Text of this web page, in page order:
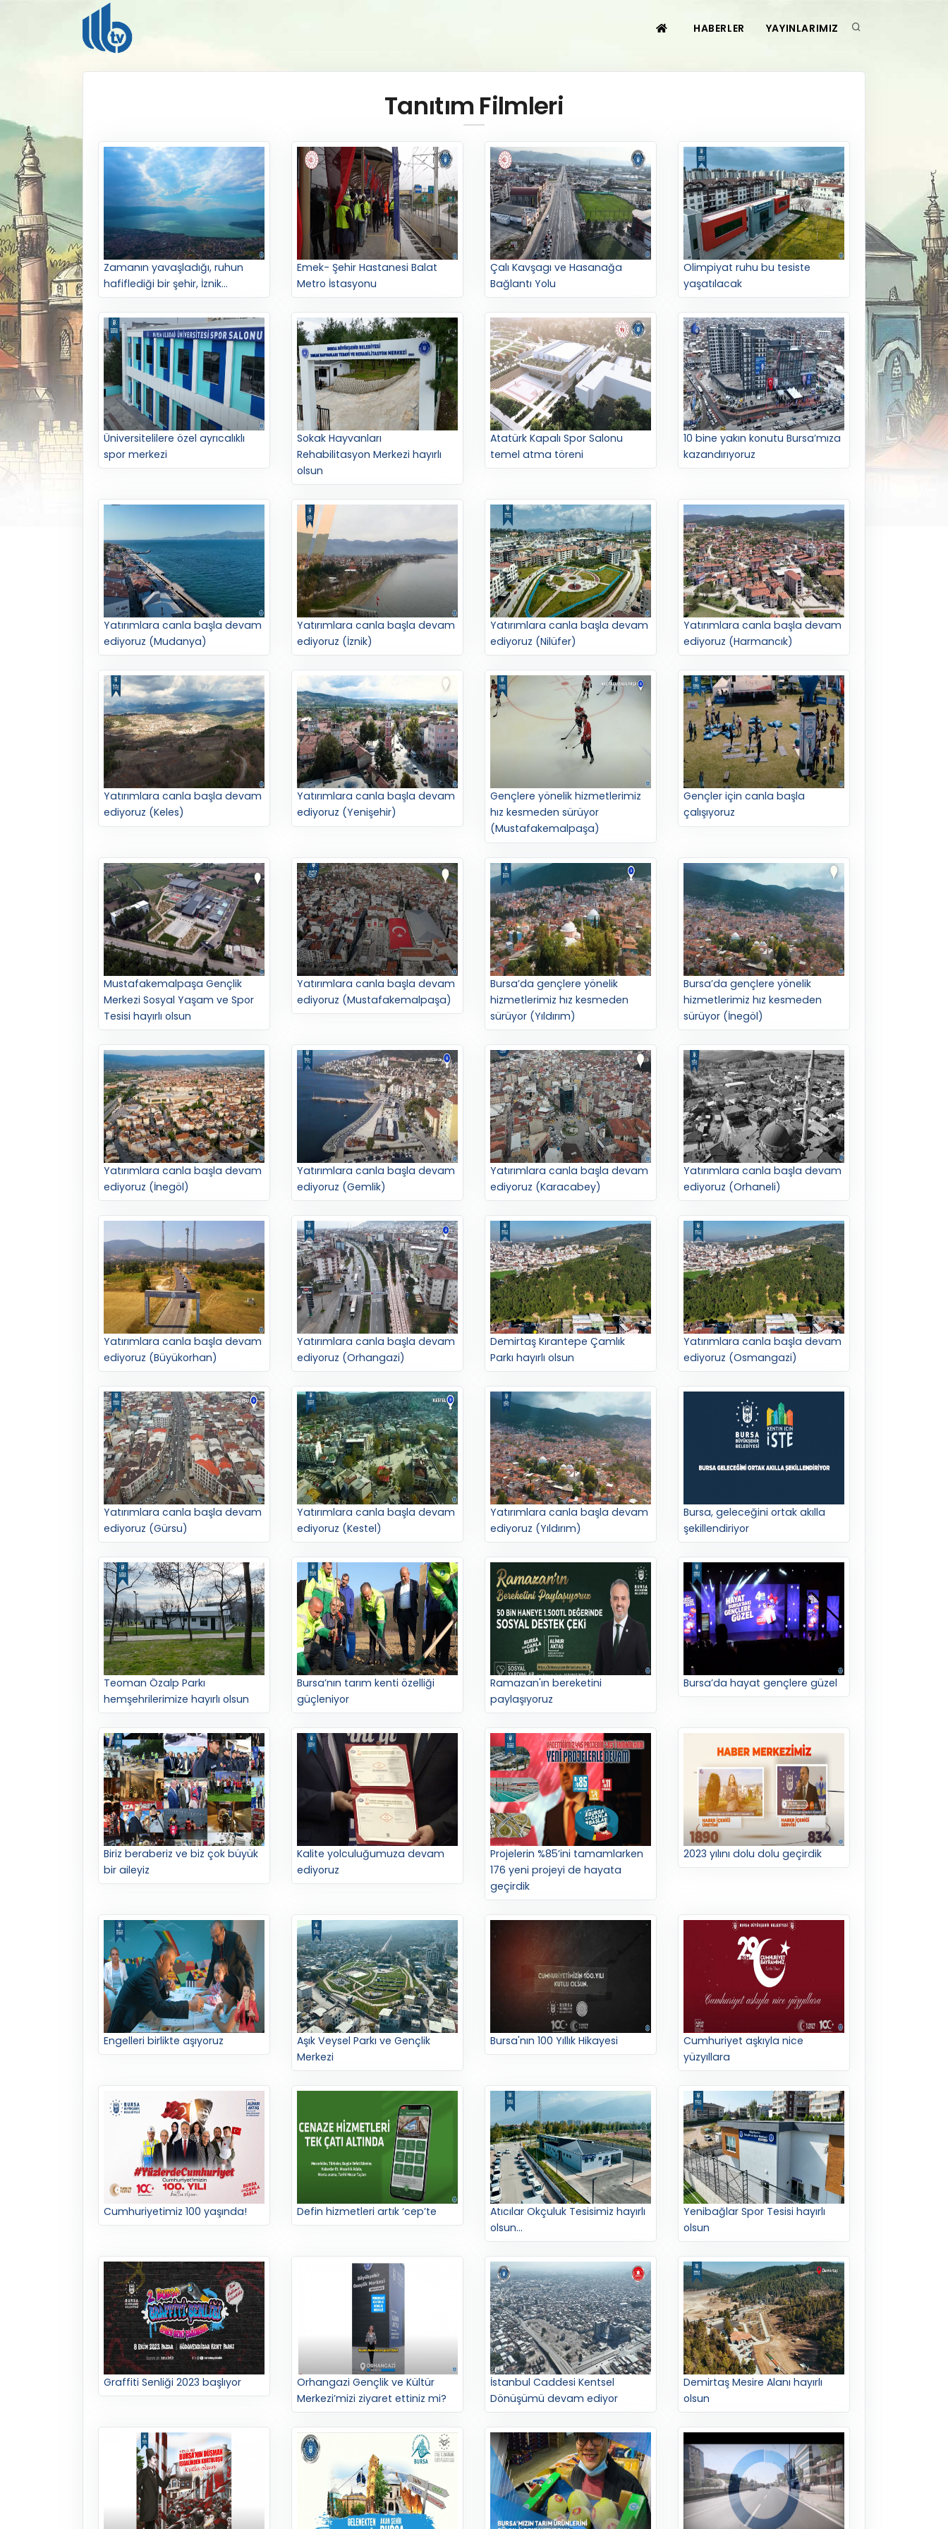
HABERLER YAYINLARIMIZ
Tanıtım Filmleri
Zamanın yavaşladığı, ruhun
hafiflediği bir şehir, İznik...
Emek- Şehir Hastanesi Balat
Metro İstasyonu
Çalı Kavşagı ve Hasanağa
Bağlantı Yolu
Olimpiyat ruhu bu tesiste
yaşatılacak
Üniversitelilere özel ayrıcalıklı
spor merkezi
Sokak Hayvanları
Rehabilitasyon Merkezi hayırlı
olsun
Atatürk Kapalı Spor Salonu
temel atma töreni
10 bine yakın konutu Bursa’mıza
kazandırıyoruz
Yatırımlara canla başla devam
ediyoruz (Mudanya)
Yatırımlara canla başla devam
ediyoruz (İznik)
Yatırımlara canla başla devam
ediyoruz (Nilüfer)
Yatırımlara canla başla devam
ediyoruz (Harmancık)
Yatırımlara canla başla devam
ediyoruz (Keles)
Yatırımlara canla başla devam
ediyoruz (Yenişehir)
Gençlere yönelik hizmetlerimiz
hız kesmeden sürüyor
(Mustafakemalpaşa)
Gençler için canla başla
çalışıyoruz
Mustafakemalpaşa Gençlik
Merkezi Sosyal Yaşam ve Spor
Tesisi hayırlı olsun
Yatırımlara canla başla devam
ediyoruz (Mustafakemalpaşa)
Bursa’da gençlere yönelik
hizmetlerimiz hız kesmeden
sürüyor (Yıldırım)
Bursa’da gençlere yönelik
hizmetlerimiz hız kesmeden
sürüyor (İnegöl)
Yatırımlara canla başla devam
ediyoruz (İnegöl)
Yatırımlara canla başla devam
ediyoruz (Gemlik)
Yatırımlara canla başla devam
ediyoruz (Karacabey)
Yatırımlara canla başla devam
ediyoruz (Orhaneli)
Yatırımlara canla başla devam
ediyoruz (Büyükorhan)
Yatırımlara canla başla devam
ediyoruz (Orhangazi)
Demirtaş Kırantepe Çamlık
Parkı hayırlı olsun
Yatırımlara canla başla devam
ediyoruz (Osmangazi)
Yatırımlara canla başla devam
ediyoruz (Gürsu)
Yatırımlara canla başla devam
ediyoruz (Kestel)
Yatırımlara canla başla devam
ediyoruz (Yıldırım)
Bursa, geleceğini ortak akılla
şekillendiriyor
Teoman Özalp Parkı
hemşehrilerimize hayırlı olsun
Bursa’nın tarım kenti özelliği
güçleniyor
Ramazan'ın bereketini
paylaşıyoruz
Bursa’da hayat gençlere güzel
Biriz beraberiz ve biz çok büyük
bir aileyiz
Kalite yolculuğumuza devam
ediyoruz
Projelerin %85’ini tamamlarken
176 yeni projeyi de hayata
geçirdik
2023 yılını dolu dolu geçirdik
Engelleri birlikte aşıyoruz
Aşık Veysel Parkı ve Gençlik
Merkezi
Bursa'nın 100 Yıllık Hikayesi
Cumhuriyet aşkıyla nice
yüzyıllara
Cumhuriyetimiz 100 yaşında! Defin hizmetleri artık ‘cep’te
Atıcılar Okçuluk Tesisimiz hayırlı
olsun...
Yenibağlar Spor Tesisi hayırlı
olsun
Graffiti Senliği 2023 başlıyor
Orhangazi Gençlik ve Kültür
Merkezi’mizi ziyaret ettiniz mi?
İstanbul Caddesi Kentsel
Dönüşümü devam ediyor
Demirtaş Mesire Alanı hayırlı
olsun